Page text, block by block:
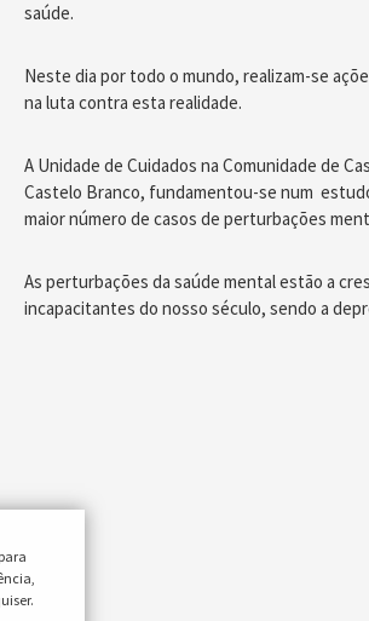
saúde.
Neste dia por todo o mundo, realizam-se
na luta contra esta realidade.
A Unidade de Cuidados na Comunidade de
Castelo Branco, fundamentou-se num
maior número de casos de perturbações
As perturbações da saúde mental estão a
incapacitantes do nosso século, sendo a